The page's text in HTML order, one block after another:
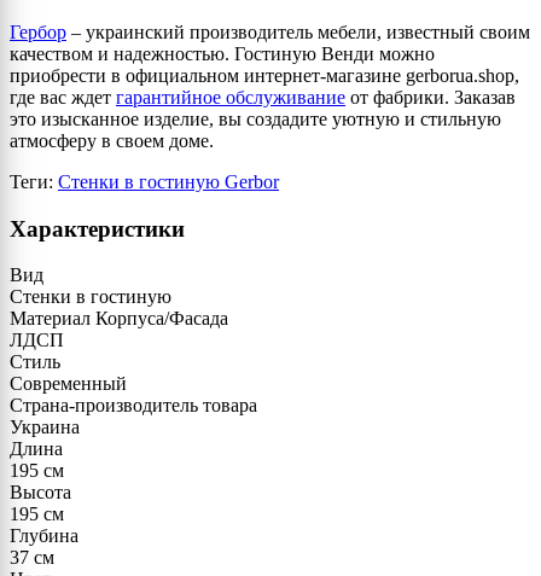
Гербор – украинский производитель мебели, известный своим
качеством и надежностью. Гостиную Венди можно
приобрести в официальном интернет-магазине gerborua.shop,
где вас ждет гарантийное обслуживание от фабрики. Заказав
это изысканное изделие, вы создадите уютную и стильную
атмосферу в своем доме.
Теги: Стенки в гостиную Gerbor
Характеристики
Вид
Стенки в гостиную
Материал Корпуса/Фасада
ЛДСП
Стиль
Современный
Страна-производитель товара
Украина
Длина
195 см
Высота
195 см
Глубина
37 см